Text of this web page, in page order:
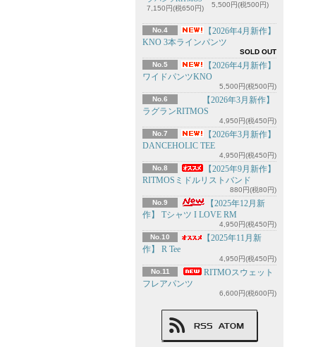
7,150円(税650円)
5,500円(税500円)
No.4
【2026年4月新作】
KNO 3本ラインパンツ
SOLD OUT
No.5
【2026年4月新作】
ワイドパンツKNO
5,500円(税500円)
No.6
【2026年3月新作】
ラグランRITMOS
4,950円(税450円)
No.7
【2026年3月新作】
DANCEHOLIC TEE
4,950円(税450円)
No.8
【2025年9月新作】
RITMOSミドルリストバンド
880円(税80円)
No.9
【2025年12月新
作】 Tシャツ I LOVE RM
4,950円(税450円)
No.10
【2025年11月新
作】 R Tee
4,950円(税450円)
No.11
RITMOスウェット
フレアパンツ
6,600円(税600円)